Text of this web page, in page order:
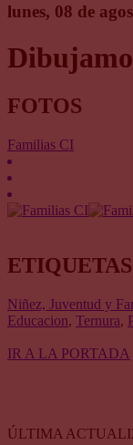
lunes, 08 de
FOTOS
Familias CI
ETIQUETAS
Niñez, Juventud y
Educacion, Ternura,
IR A LA PORTADA
ÚLTIMA